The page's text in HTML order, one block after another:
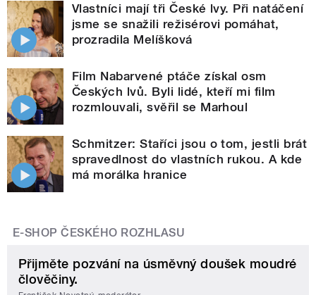
Vlastníci mají tři České lvy. Při natáčení
jsme se snažili režisérovi pomáhat,
prozradila Melíšková
Film Nabarvené ptáče získal osm
Českých lvů. Byli lidé, kteří mi film
rozmlouvali, svěřil se Marhoul
Schmitzer: Staříci jsou o tom, jestli brát
spravedlnost do vlastních rukou. A kde
má morálka hranice
E-SHOP ČESKÉHO ROZHLASU
Přijměte pozvání na úsměvný doušek moudré
člověčiny.